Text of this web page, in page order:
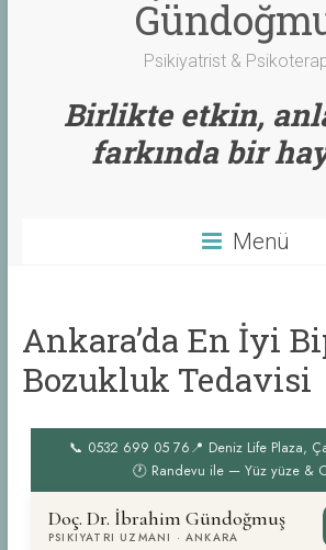
Psikiyatrist &
Birlikte etkin,
farkında bir
Menü
Ankara’da En İyi
Bozukluk Tedavisi